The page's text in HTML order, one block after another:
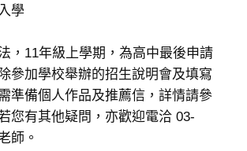
學
，11年級上學期，為高中最後申請
參加學校舉辦的招生說明會及填寫
準備個人作品及推薦信，詳情請參
您有其他疑問，亦歡迎電洽 03-
師。